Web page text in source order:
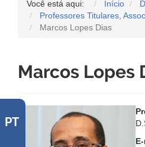
PT
Você está aqui: Início
Professores Titulares,
Marcos Lopes Dias
Marcos Lopes